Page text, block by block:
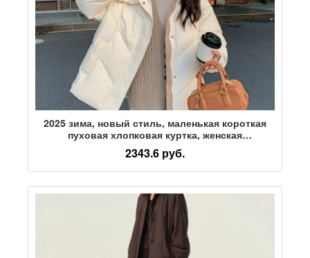
2025 зима, новый стиль, маленькая короткая
пуховая хлопковая куртка, женская
ветрозащитная повседневная хлопковая куртка
с капюшоном, подходящая по цвету к лицу
2343.6 руб.